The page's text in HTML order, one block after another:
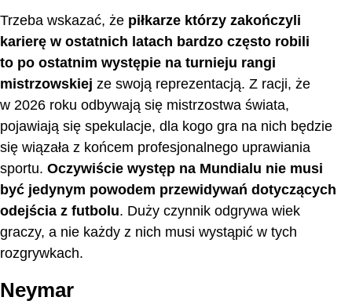
Trzeba wskazać, że piłkarze którzy zakończyli
karierę w ostatnich latach bardzo często robili
to po ostatnim występie na turnieju rangi
mistrzowskiej ze swoją reprezentacją. Z racji, że
w 2026 roku odbywają się mistrzostwa świata,
pojawiają się spekulacje, dla kogo gra na nich będzie
się wiązała z końcem profesjonalnego uprawiania
sportu. Oczywiście występ na Mundialu nie musi
być jedynym powodem przewidywań dotyczących
odejścia z futbolu. Duży czynnik odgrywa wiek
graczy, a nie każdy z nich musi wystąpić w tych
rozgrywkach.
Neymar